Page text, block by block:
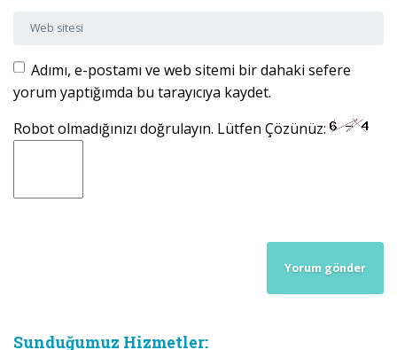
Web sitesi
Adımı, e-postamı ve web sitemi bir dahaki sefere
yorum yaptığımda bu tarayıcıya kaydet.
Robot olmadığınızı doğrulayın. Lütfen Çözünüz:
Sunduğumuz Hizmetler: